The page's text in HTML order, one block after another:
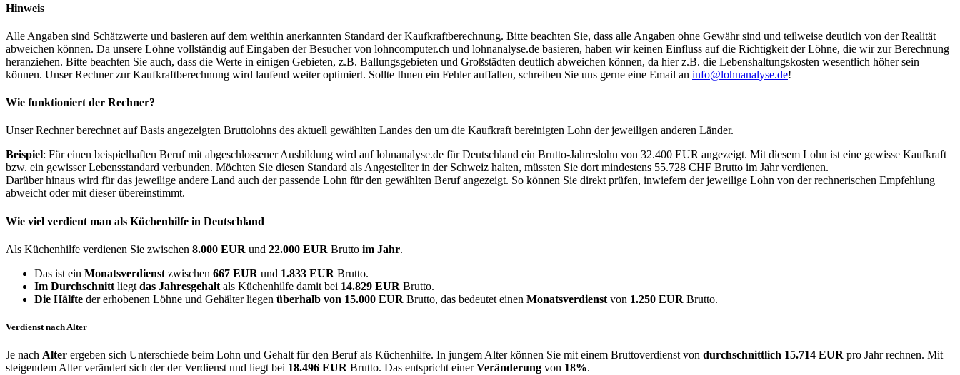
Hinweis
Alle Angaben sind Schätzwerte und basieren auf dem weithin anerkannten Standard der Kaufkraftberechnung. Bitte beachten Sie, dass alle Angaben ohne Gewähr sind und teilweise deutlich von der Realität
abweichen können. Da unsere Löhne vollständig auf Eingaben der Besucher von lohncomputer.ch und lohnanalyse.de basieren, haben wir keinen Einfluss auf die Richtigkeit der Löhne, die wir zur Berechnung
heranziehen. Bitte beachten Sie auch, dass die Werte in einigen Gebieten, z.B. Ballungsgebieten und Großstädten deutlich abweichen können, da hier z.B. die Lebenshaltungskosten wesentlich höher sein
können. Unser Rechner zur Kaufkraftberechnung wird laufend weiter optimiert. Sollte Ihnen ein Fehler auffallen, schreiben Sie uns gerne eine Email an info@lohnanalyse.de!
Wie funktioniert der Rechner?
Unser Rechner berechnet auf Basis angezeigten Bruttolohns des aktuell gewählten Landes den um die Kaufkraft bereinigten Lohn der jeweiligen anderen Länder.
Beispiel: Für einen beispielhaften Beruf mit abgeschlossener Ausbildung wird auf lohnanalyse.de für Deutschland ein Brutto-Jahreslohn von 32.400 EUR angezeigt. Mit diesem Lohn ist eine gewisse Kaufkraft
bzw. ein gewisser Lebensstandard verbunden. Möchten Sie diesen Standard als Angestellter in der Schweiz halten, müssten Sie dort mindestens 55.728 CHF Brutto im Jahr verdienen.
Darüber hinaus wird für das jeweilige andere Land auch der passende Lohn für den gewählten Beruf angezeigt. So können Sie direkt prüfen, inwiefern der jeweilige Lohn von der rechnerischen Empfehlung
abweicht oder mit dieser übereinstimmt.
Wie viel verdient man als Küchenhilfe in Deutschland
Als Küchenhilfe verdienen Sie zwischen 8.000 EUR und 22.000 EUR Brutto im Jahr.
Das ist ein Monatsverdienst zwischen 667 EUR und 1.833 EUR Brutto.
Im Durchschnitt liegt das Jahresgehalt als Küchenhilfe damit bei 14.829 EUR Brutto.
Die Hälfte der erhobenen Löhne und Gehälter liegen überhalb von 15.000 EUR Brutto, das bedeutet einen Monatsverdienst von 1.250 EUR Brutto.
Verdienst nach Alter
Je nach Alter ergeben sich Unterschiede beim Lohn und Gehalt für den Beruf als Küchenhilfe. In jungem Alter können Sie mit einem Bruttoverdienst von durchschnittlich 15.714 EUR pro Jahr rechnen. Mit
steigendem Alter verändert sich der der Verdienst und liegt bei 18.496 EUR Brutto. Das entspricht einerVeränderung von 18%.